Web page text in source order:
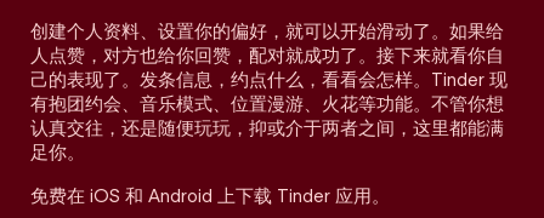
创建个人资料、设置你的偏好，就可以开始滑动了。如果给
人点赞，对方也给你回赞，配对就成功了。接下来就看你自
己的表现了。发条信息，约点什么，看看会怎样。Tinder 现
有抱团约会、音乐模式、位置漫游、火花等功能。不管你想
认真交往，还是随便玩玩，抑或介于两者之间，这里都能满
足你。
免费在 iOS 和 Android 上下载 Tinder 应用。